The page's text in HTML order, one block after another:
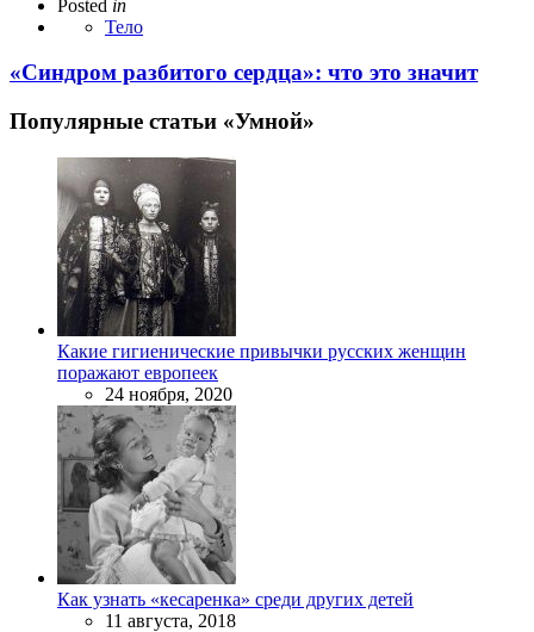
Posted in
Тело
«Синдром разбитого сердца»: что это значит
Популярные статьи «Умной»
Какие гигиенические привычки русских женщин
поражают европеек
24 ноября, 2020
Как узнать «кесаренка» среди других детей
11 августа, 2018